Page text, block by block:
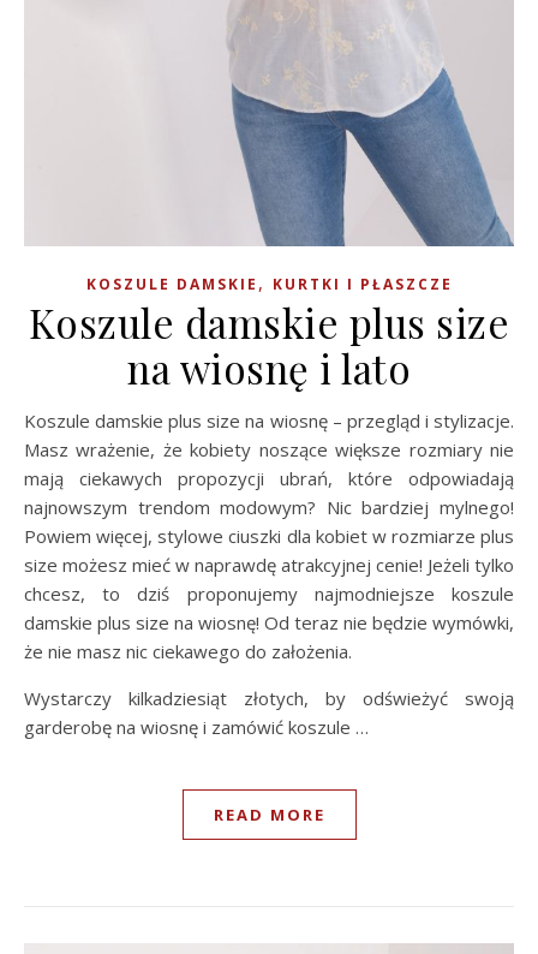
KOSZULE DAMSKIE , KURTKI I PŁASZCZE
Koszule damskie plus size
na wiosnę i lato
Koszule damskie plus size na wiosnę – przegląd i stylizacje.
Masz wrażenie, że kobiety noszące większe rozmiary nie
mają ciekawych propozycji ubrań, które odpowiadają
najnowszym trendom modowym? Nic bardziej mylnego!
Powiem więcej, stylowe ciuszki dla kobiet w rozmiarze plus
size możesz mieć w naprawdę atrakcyjnej cenie! Jeżeli tylko
chcesz, to dziś proponujemy najmodniejsze koszule
damskie plus size na wiosnę! Od teraz nie będzie wymówki,
że nie masz nic ciekawego do założenia.
Wystarczy kilkadziesiąt złotych, by odświeżyć swoją
garderobę na wiosnę i zamówić koszule …
READ MORE